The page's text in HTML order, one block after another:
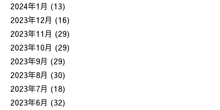
2024年1月 (13)
2023年12月 (16)
2023年11月 (29)
2023年10月 (29)
2023年9月 (29)
2023年8月 (30)
2023年7月 (18)
2023年6月 (32)